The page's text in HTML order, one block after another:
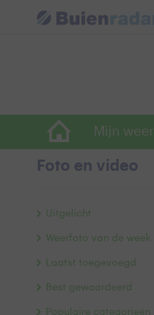
Mijn weer
Foto en video
Uitgelicht
Weerfoto van de week
Laatst toegevoegd
Best gewaardeerd
Populaire categorieën